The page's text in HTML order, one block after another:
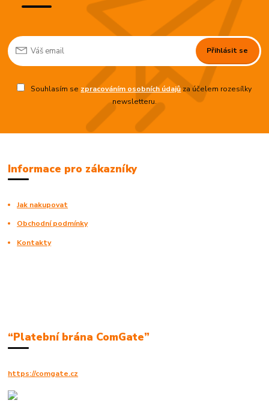
Přihlásit se
Souhlasím se zpracováním osobních údajůza účelem rozesílky
newsletteru.
Informace pro zákazníky
Jak nakupovat
Obchodní podmínky
Kontakty
“Platební brána ComGate”
https://comgate.cz